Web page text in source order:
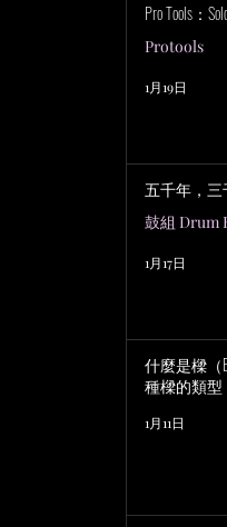
Pro Tools：
Protools
1月19日
五千年，
鼓組 Drum
1月17日
什麼是樑（
種樑的類型
1月11日